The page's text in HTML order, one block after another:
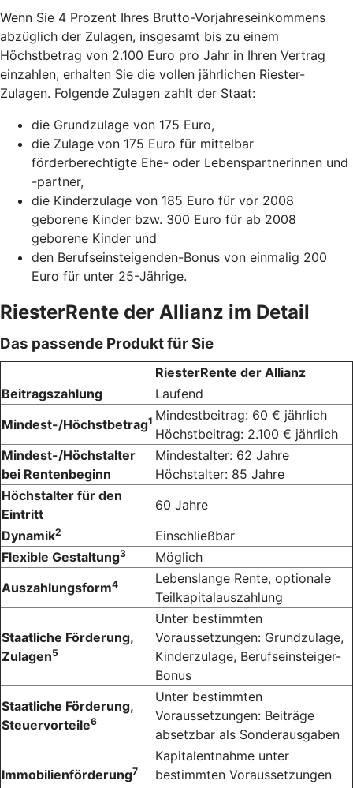
Wenn Sie 4 Prozent Ihres Brutto-Vorjahreseinkommens
abzüglich der Zulagen, insgesamt bis zu einem
Höchstbetrag von 2.100 Euro pro Jahr in Ihren Vertrag
einzahlen, erhalten Sie die vollen jährlichen Riester-
Zulagen. Folgende Zulagen zahlt der Staat:
die Grundzulage von 175 Euro,
die Zulage von 175 Euro für mittelbar
förderberechtigte Ehe- oder Lebenspartnerinnen und
-partner,
die Kinderzulage von 185 Euro für vor 2008
geborene Kinder bzw. 300 Euro für ab 2008
geborene Kinder und
den Berufseinsteigenden-Bonus von einmalig 200
Euro für unter 25-Jährige.
RiesterRente der Allianz im Detail
Das passende Produkt für Sie
RiesterRente der Allianz
Beitragszahlung
Laufend
Mindest-/Höchstbetrag1 Mindestbeitrag: 60 € jährlich
Höchstbeitrag: 2.100 € jährlich
Mindest-/Höchstalter
bei Rentenbeginn
Mindestalter: 62 Jahre
Höchstalter: 85 Jahre
Höchstalter für den
Eintritt
60 Jahre
Dynamik2
Einschließbar
Flexible Gestaltung3
Möglich
Auszahlungsform4
Lebenslange Rente, optionale
Teilkapitalauszahlung
Staatliche Förderung,
Zulagen5
Unter bestimmten
Voraussetzungen: Grundzulage,
Kinderzulage, Berufseinsteiger-
Bonus
Staatliche Förderung,
Steuervorteile6
Unter bestimmten
Voraussetzungen: Beiträge
absetzbar als Sonderausgaben
Immobilienförderung7
Kapitalentnahme unter
bestimmten Voraussetzungen